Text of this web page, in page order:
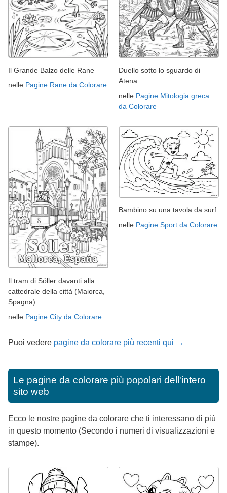
Il Grande Balzo delle Rane
nelle Pagine Rane da Colorare
Duello sotto lo sguardo di
Atena
nelle Pagine Mitologia greca
da Colorare
Il tram di Sóller davanti alla
cattedrale della città (Maiorca,
Spagna)
nelle Pagine City da Colorare
Bambino su una tavola da surf
nelle Pagine Sport da Colorare
Puoi vedere pagine da colorare più recenti qui →
Le pagine da colorare più popolari dell'intero
sito web
Ecco le nostre pagine da colorare che ti interessano di più
in questo momento (Secondo i numeri di visualizzazioni e
stampe).